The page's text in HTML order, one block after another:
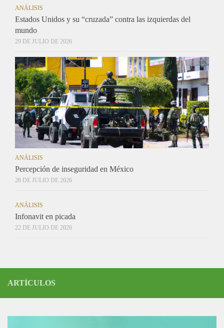
ANÁLISIS
Estados Unidos y su “cruzada” contra las izquierdas del
mundo
29 DE JULIO DE 2026
ANÁLISIS
Percepción de inseguridad en México
28 DE JULIO DE 2026
ANÁLISIS
Infonavit en picada
22 DE JULIO DE 2026
ARTÍCULOS